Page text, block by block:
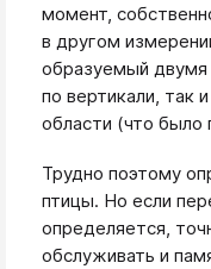
момент,
в другом
образуемый двумя
по вертикали, так
области (что было
Трудно поэтому
птицы. Но если
определяется,
обслуживать и